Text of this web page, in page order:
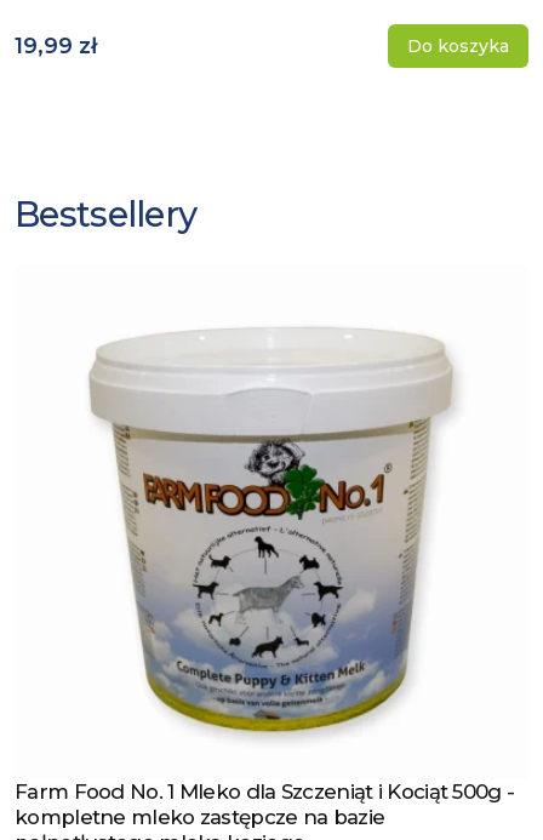
19,99 zł Do koszyka
Bestsellery
Zobacz produkt
Farm Food No. 1 Mleko dla Szczeniąt i Kociąt 500g -
kompletne mleko zastępcze na bazie